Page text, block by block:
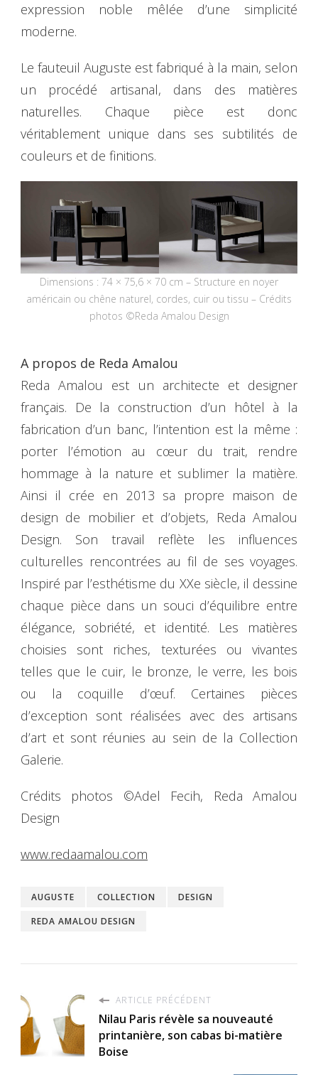
expression noble mêlée d’une simplicité
moderne.
Le fauteuil Auguste est fabriqué à la main, selon
un procédé artisanal, dans des matières
naturelles. Chaque pièce est donc
véritablement unique dans ses subtilités de
couleurs et de finitions.
Dimensions : 74 × 75,6 × 70 cm – Structure en noyer
américain ou chêne naturel, cordes, cuir ou tissu – Crédits
photos ©Reda Amalou Design
A propos de Reda Amalou
Reda Amalou est un architecte et designer
français. De la construction d’un hôtel à la
fabrication d’un banc, l’intention est la même :
porter l’émotion au cœur du trait, rendre
hommage à la nature et sublimer la matière.
Ainsi il crée en 2013 sa propre maison de
design de mobilier et d’objets, Reda Amalou
Design. Son travail reflète les influences
culturelles rencontrées au fil de ses voyages.
Inspiré par l’esthétisme du XXe siècle, il dessine
chaque pièce dans un souci d’équilibre entre
élégance, sobriété, et identité. Les matières
choisies sont riches, texturées ou vivantes
telles que le cuir, le bronze, le verre, les bois
ou la coquille d’œuf. Certaines pièces
d’exception sont réalisées avec des artisans
d’art et sont réunies au sein de la Collection
Galerie.
Crédits photos ©Adel Fecih, Reda Amalou
Design
www.redaamalou.com
AUGUSTE COLLECTION
DESIGN
REDA AMALOU DESIGN
ARTICLE PRÉCÉDENT
Nilau Paris révèle sa nouveauté
printanière, son cabas bi-matière
Boise